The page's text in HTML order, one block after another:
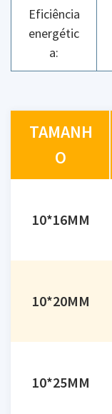
Eficiência
energétic
a:
TAMANH
O
10*16MM
10*20MM
10*25MM